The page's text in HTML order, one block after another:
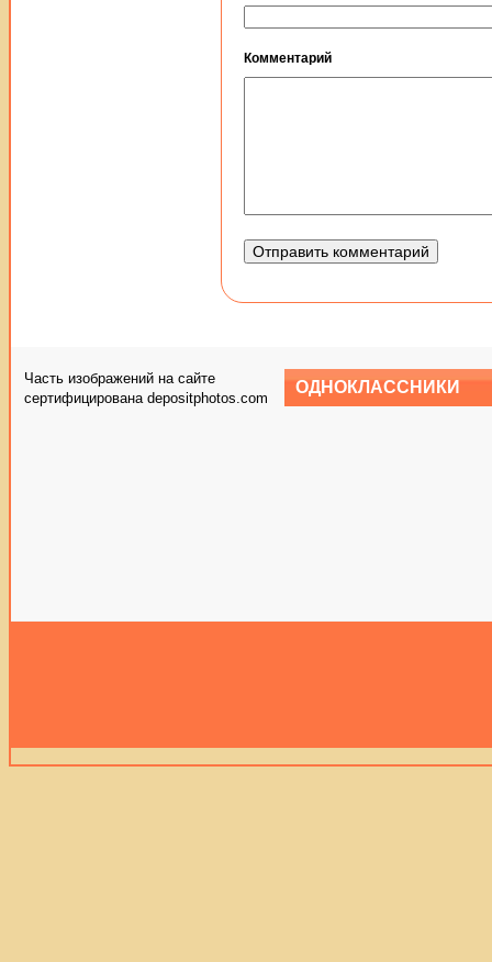
Комментарий
Часть изображений на сайте
сертифицирована depositphotos.com
ОДНОКЛАССНИКИ